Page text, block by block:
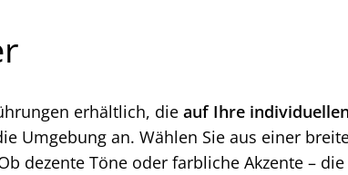
erhältlich, die auf Ihre
Umgebung an. Wählen Sie aus einer
dezente Töne oder farbliche Akzente – die